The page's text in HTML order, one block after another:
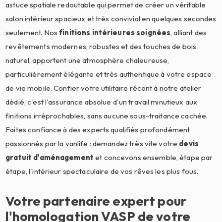
astuce spatiale redoutable qui permet de créer un véritable
salon intérieur spacieux et très convivial en quelques secondes
seulement. Nosfinitions intérieures soignées, alliant des
revêtements modernes, robustes et des touches de bois
naturel, apportent une atmosphère chaleureuse,
particulièrement élégante et très authentique à votre espace
de vie mobile. Confier votre utilitaire récent à notre atelier
dédié, c'est l'assurance absolue d'un travail minutieux aux
finitions irréprochables, sans aucune sous-traitance cachée.
Faites confiance à des experts qualifiés profondément
passionnés par la vanlife : demandez très vite votre devis
gratuit d'aménagement et concevons ensemble, étape par
étape, l'intérieur spectaculaire de vos rêves les plus fous.
Votre partenaire expert pour
l'homologation VASP de votre